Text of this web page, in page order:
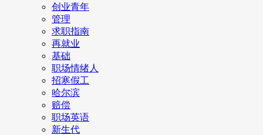
创业青年
管理
求职指南
再就业
基础
职场情绪人
招寒假工
哈尔滨
赔偿
职场英语
新生代